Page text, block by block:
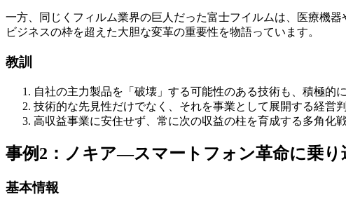
一方、同じくフィルム業界の巨人だった富士フイルムは、医療機
ビジネスの枠を超えた大胆な変革の重要性を物語っています。
教訓
自社の主力製品を「破壊」する可能性のある技術も、積極的
技術的な先見性だけでなく、それを事業として展開する経営
高収益事業に安住せず、常に次の収益の柱を育成する多角化
事例2：ノキア—スマートフォン革命に乗り
基本情報